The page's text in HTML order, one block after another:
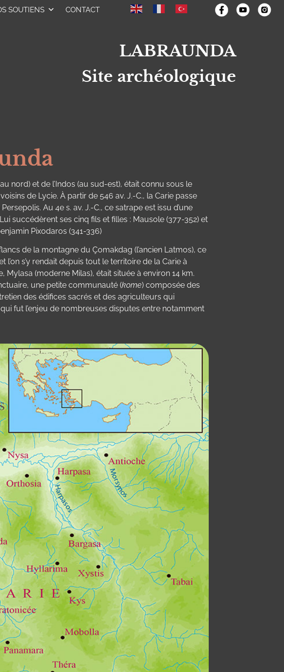
SOUTIENS CONTACT
LABRAUNDA
Site archéologique
nord) et de l’Indos (au sud-est), était connu sous le
de Lycie. À partir de 546 av. J.-C., la Carie passe
Au 4e s. av. J.-C., ce satrape est issu d’une
succédèrent ses cinq fils et filles : Mausole (377-352) et
Pixodaros (341-336)
de la montagne du Çomakdag (l’ancien Latmos), ce
s’y rendait depuis tout le territoire de la Carie à
(moderne Milas), était située à environ 14 km.
une petite communauté (kome) composée des
des édifices sacrés et des agriculteurs qui
fut l’enjeu de nombreuses disputes entre notamment